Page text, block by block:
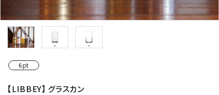
ブランドから探す
価格から探す
ご利用ガイド
プライバシーポリシー
6pt
【LIBBEY】 グラスカン